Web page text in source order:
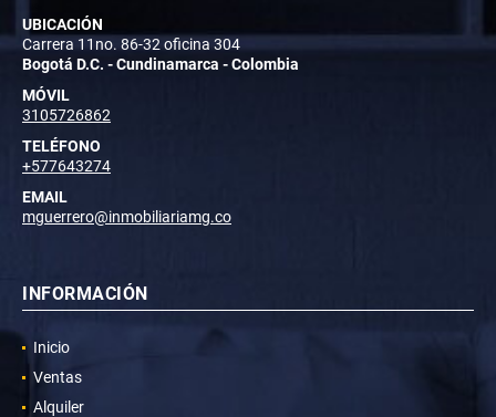
UBICACIÓN
Carrera 11no. 86-32 oficina 304
Bogotá D.C. - Cundinamarca - Colombia
MÓVIL
3105726862
TELÉFONO
+577643274
EMAIL
mguerrero@inmobiliariamg.co
INFORMACIÓN
Inicio
Ventas
Alquiler